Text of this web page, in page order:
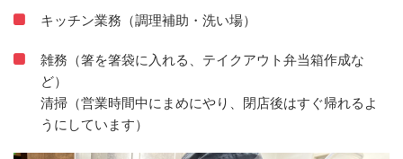
キッチン業務（調理補助・洗い場）
雑務（箸を箸袋に入れる、テイクアウト弁当箱作成な
ど）
清掃（営業時間中にまめにやり、閉店後はすぐ帰れるよ
うにしています）